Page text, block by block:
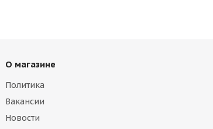
О магазине
Политика
Вакансии
Новости